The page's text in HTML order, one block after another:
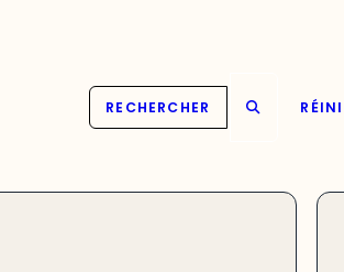
RECHERCHER